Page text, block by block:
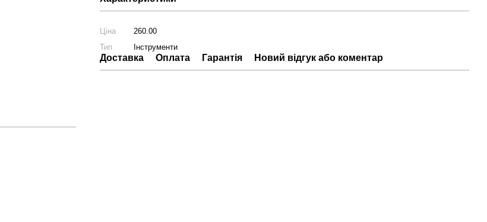
Ціна
260.00
Тип
Інструменти
Доставка Оплата Гарантія Новий відгук або коментар